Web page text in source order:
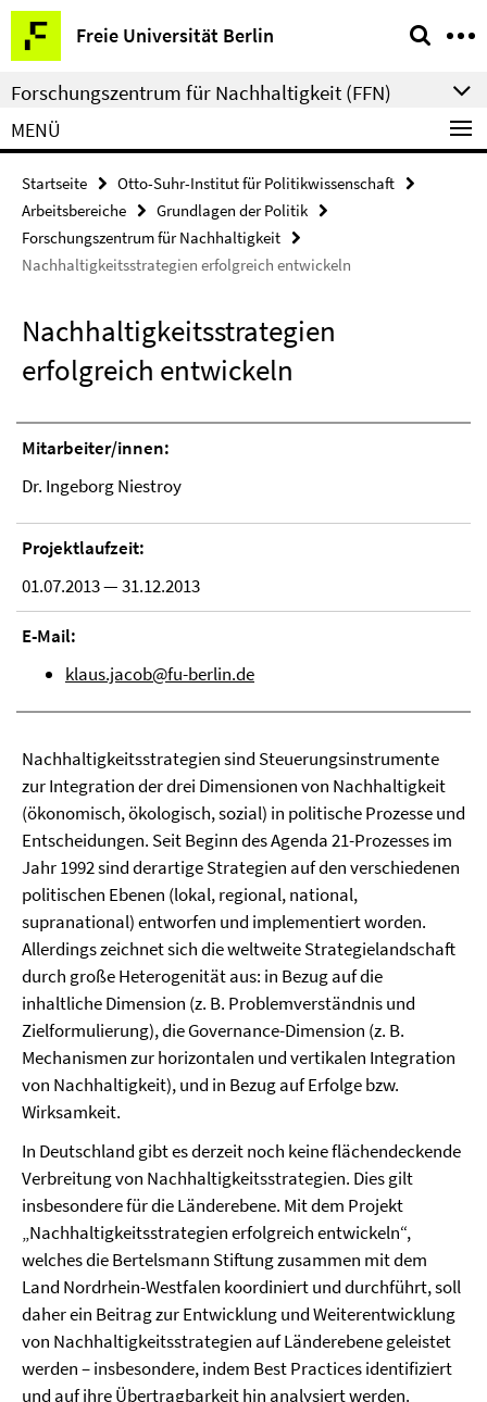
Springe
direkt
zu
Inhalt
Freie Universität Berlin
Service-
Navigation
Forschungszentrum für Nachhaltigkeit (FFN)
MENÜ
Startseite
Otto-Suhr-Institut für Politikwissenschaft
Arbeitsbereiche
Grundlagen der Politik
Forschungszentrum für Nachhaltigkeit
Nachhaltigkeitsstrategien erfolgreich entwickeln
Nachhaltigkeitsstrategien
erfolgreich entwickeln
Mitarbeiter/innen:
Dr. Ingeborg Niestroy
Projektlaufzeit:
01.07.2013 — 31.12.2013
E-Mail:
klaus.jacob@fu-berlin.de
Nachhaltigkeitsstrategien sind Steuerungsinstrumente
zur Integration der drei Dimensionen von Nachhaltigkeit
(ökonomisch, ökologisch, sozial) in politische Prozesse und
Entscheidungen. Seit Beginn des Agenda 21-Prozesses im
Jahr 1992 sind derartige Strategien auf den verschiedenen
politischen Ebenen (lokal, regional, national,
supranational) entworfen und implementiert worden.
Allerdings zeichnet sich die weltweite Strategielandschaft
durch große Heterogenität aus: in Bezug auf die
inhaltliche Dimen­sion (z. B. Problemverständnis und
Zielformulierung), die Governance-Dimension (z. B.
Mechanismen zur horizontalen und vertikalen Integration
von Nachhaltigkeit), und in Bezug auf Erfolge bzw.
Wirksamkeit.
In Deutschland gibt es derzeit noch keine flächendeckende
Verbreitung von Nachhaltigkeitsstrate­gien. Dies gilt
insbesondere für die Länderebene. Mit dem Projekt
„Nachhaltigkeitsstrategien erfolg­reich entwickeln“,
welches die Bertelsmann Stiftung zusammen mit dem
Land Nordrhein-Westfalen koordiniert und durchführt, soll
daher ein Beitrag zur Entwicklung und Weiterentwicklung
von Nachhaltigkeits­strategien auf Länderebene geleistet
werden – insbesondere, indem Best Practices identifiziert
und auf ihre Übertragbarkeit hin analysiert werden.